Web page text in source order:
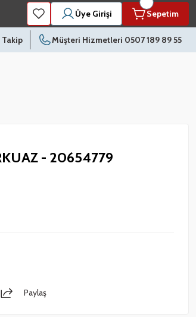
Üye Girişi Sepetim
Takip Müşteri Hizmetleri 0507 189 89 55
- 20654779
Paylaş